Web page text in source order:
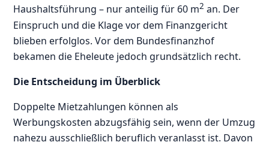
Haushaltsführung – nur anteilig für 60 m2 an. Der
Einspruch und die Klage vor dem Finanzgericht
blieben erfolglos. Vor dem Bundesfinanzhof
bekamen die Eheleute jedoch grundsätzlich recht.
Die Entscheidung im Überblick
Doppelte Mietzahlungen können als
Werbungskosten abzugsfähig sein, wenn der Umzug
nahezu ausschließlich beruflich veranlasst ist. Davon